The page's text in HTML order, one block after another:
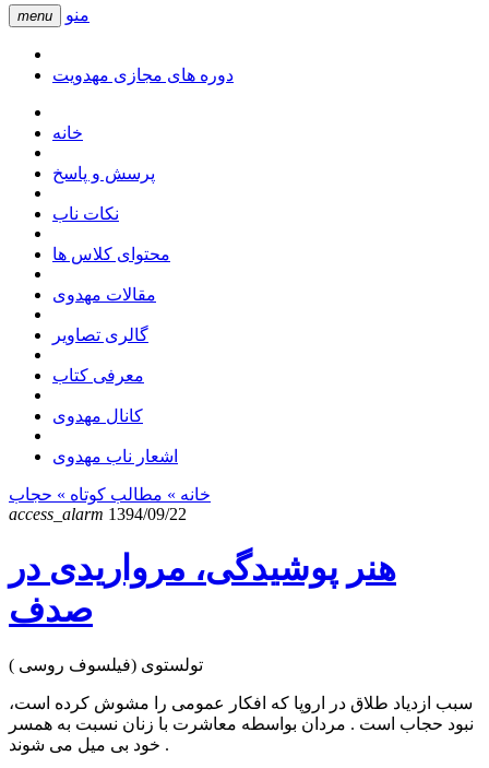
menu منو
دوره های مجازی مهدویت
خانه
پرسش و پاسخ
نکات ناب
محتوای کلاس ها
مقالات مهدوی
گالری تصاویر
معرفی کتاب
کانال مهدوی
اشعار ناب مهدوی
خانه » مطالب کوتاه » حجاب
access_alarm 1394/09/22
هنر پوشیدگی، مرواریدی در
صدف
تولستوی (فیلسوف روسی )
سبب ازدیاد طلاق در اروپا که افکار عمومی را مشوش کرده است،
نبود حجاب است . مردان بواسطه معاشرت با زنان نسبت به همسر
خود بی میل می شوند .